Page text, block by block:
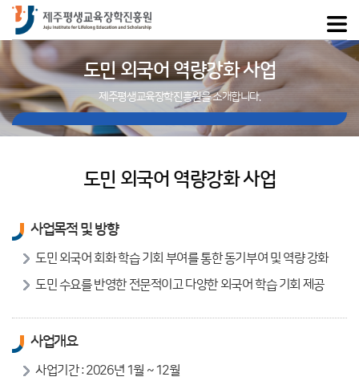
도민 외국어 역량강화 사업
제주평생교육장학진흥원을 소개합니다.
도민 외국어 역량강화 사업
사업목적 및 방향
도민 외국어 회화 학습 기회 부여를 통한 동기부여 및 역량 강화
도민 수요를 반영한 전문적이고 다양한 외국어 학습 기회 제공
사업개요
사업기간 : 2026년 1월 ~ 12월